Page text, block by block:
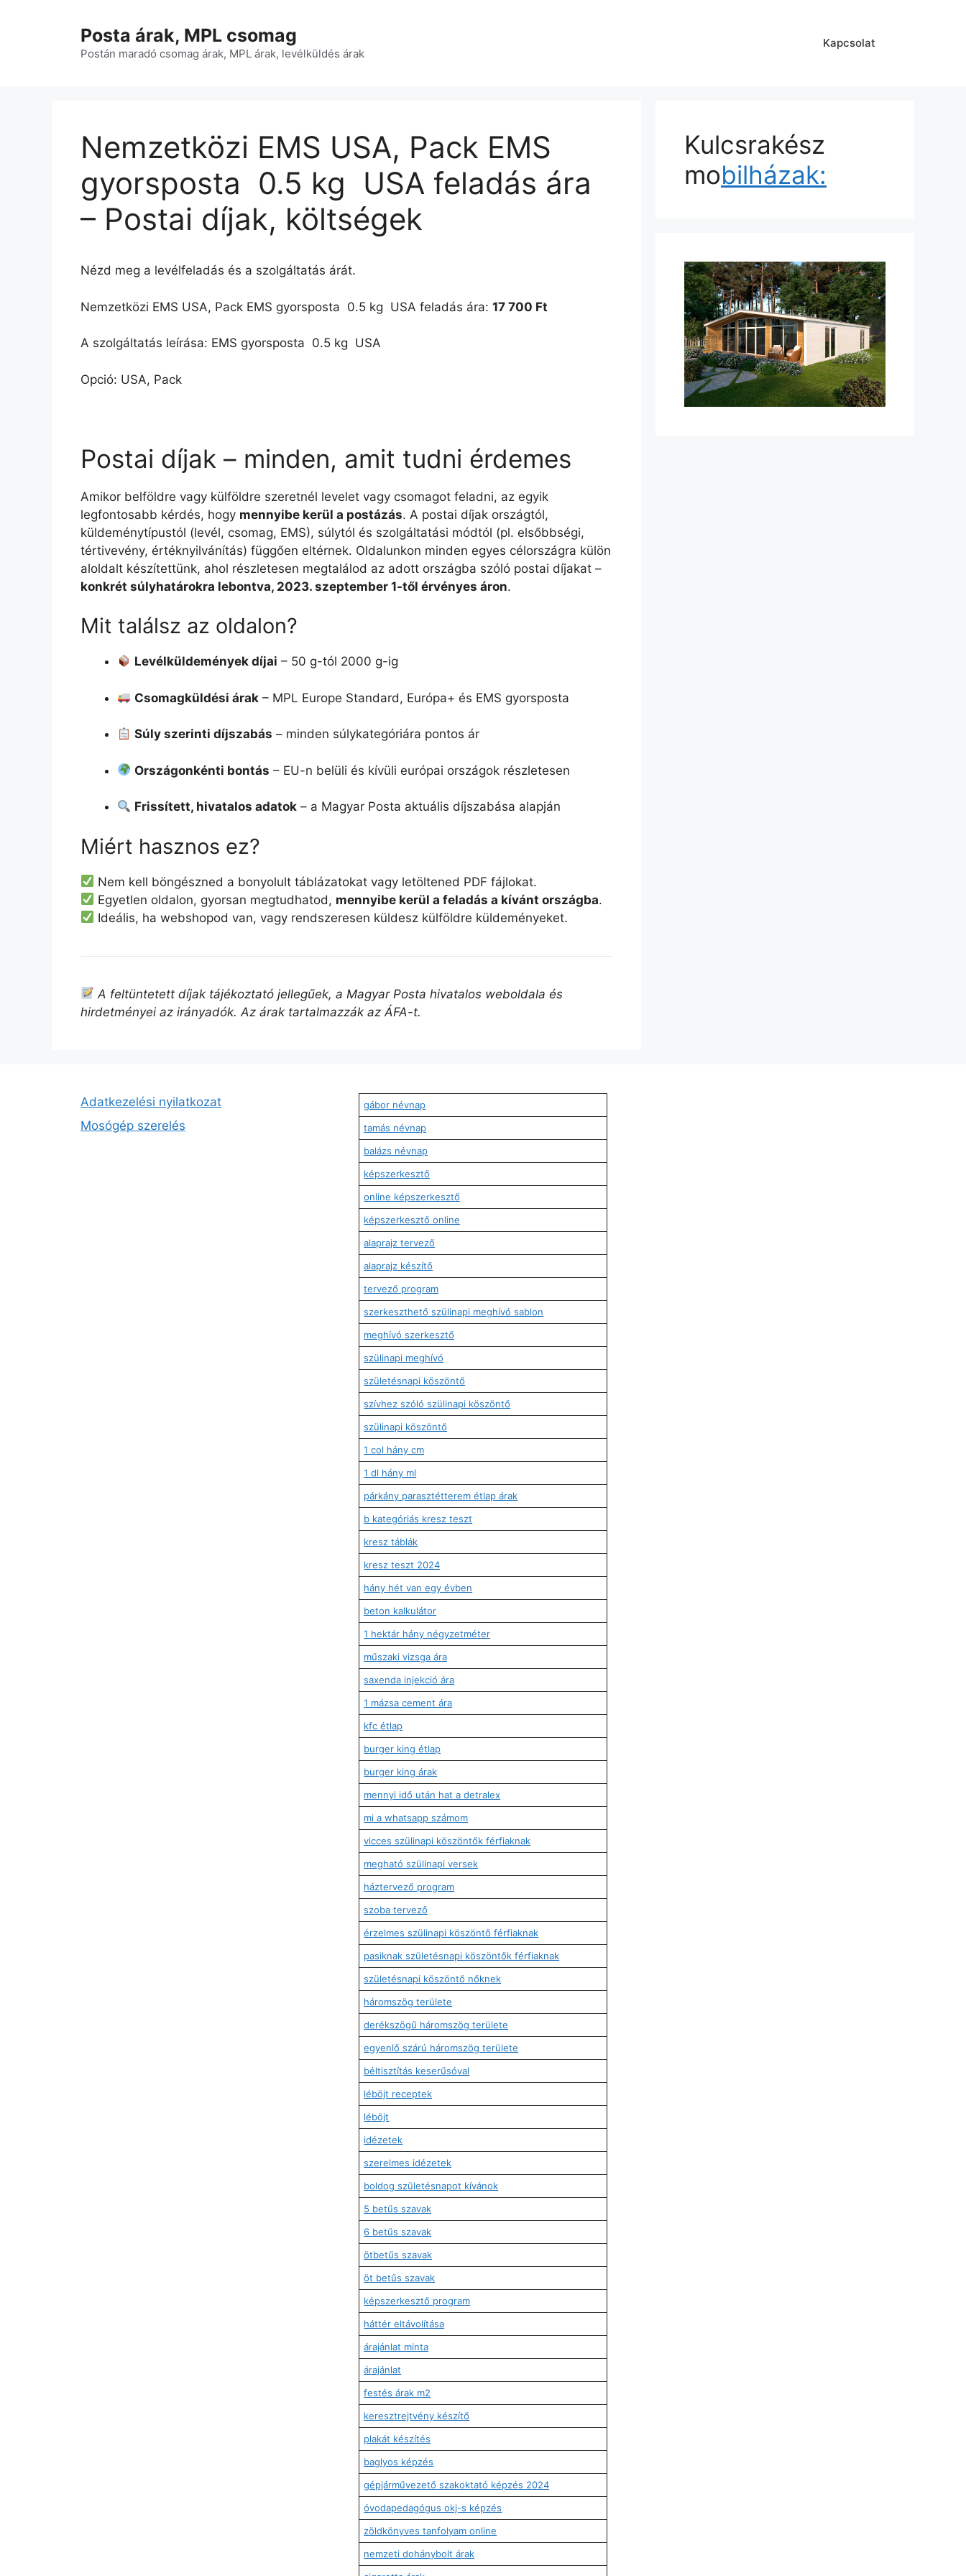
Posta árak, MPL csomag
Postán maradó csomag árak, MPL árak, levélküldés árak
Kapcsolat
Nemzetközi EMS USA, Pack EMS
gyorsposta  0.5 kg  USA feladás ára
– Postai díjak, költségek
Nézd meg a levélfeladás és a szolgáltatás árát.
Nemzetközi EMS USA, Pack EMS gyorsposta  0.5 kg  USA feladás ára: 17 700 Ft
A szolgáltatás leírása: EMS gyorsposta  0.5 kg  USA
Opció: USA, Pack
Postai díjak – minden, amit tudni érdemes
Amikor belföldre vagy külföldre szeretnél levelet vagy csomagot feladni, az egyik
legfontosabb kérdés, hogy mennyibe kerül a postázás. A postai díjak országtól,
küldeménytípustól (levél, csomag, EMS), súlytól és szolgáltatási módtól (pl. elsőbbségi,
tértivevény, értéknyilvánítás) függően eltérnek. Oldalunkon minden egyes célországra külön
aloldalt készítettünk, ahol részletesen megtalálod az adott országba szóló postai díjakat –
konkrét súlyhatárokra lebontva, 2023. szeptember 1-től érvényes áron.
Mit találsz az oldalon?
Levélküldemények díjai – 50 g-tól 2000 g-ig
Csomagküldési árak – MPL Europe Standard, Európa+ és EMS gyorsposta
Súly szerinti díjszabás – minden súlykategóriára pontos ár
Országonkénti bontás – EU-n belüli és kívüli európai országok részletesen
Frissített, hivatalos adatok – a Magyar Posta aktuális díjszabása alapján
Miért hasznos ez?
Nem kell böngészned a bonyolult táblázatokat vagy letöltened PDF fájlokat.
Egyetlen oldalon, gyorsan megtudhatod, mennyibe kerül a feladás a kívánt országba.
Ideális, ha webshopod van, vagy rendszeresen küldesz külföldre küldeményeket.
A feltüntetett díjak tájékoztató jellegűek, a Magyar Posta hivatalos weboldala és
hirdetményei az irányadók. Az árak tartalmazzák az ÁFA-t.
Kulcsrakész
mobilházak:
Adatkezelési nyilatkozat
Mosógép szerelés
gábor névnap
tamás névnap
balázs névnap
képszerkesztő
online képszerkesztő
képszerkesztő online
alaprajz tervező
alaprajz készítő
tervező program
szerkeszthető szülinapi meghívó sablon
meghívó szerkesztő
szülinapi meghívó
születésnapi köszöntő
szívhez szóló szülinapi köszöntő
szülinapi köszöntő
1 col hány cm
1 dl hány ml
párkány parasztétterem étlap árak
b kategóriás kresz teszt
kresz táblák
kresz teszt 2024
hány hét van egy évben
beton kalkulátor
1 hektár hány négyzetméter
műszaki vizsga ára
saxenda injekció ára
1 mázsa cement ára
kfc étlap
burger king étlap
burger king árak
mennyi idő után hat a detralex
mi a whatsapp számom
vicces szülinapi köszöntők férfiaknak
megható szülinapi versek
háztervező program
szoba tervező
érzelmes szülinapi köszöntő férfiaknak
pasiknak születésnapi köszöntők férfiaknak
születésnapi köszöntő nőknek
háromszög területe
derékszögű háromszög területe
egyenlő szárú háromszög területe
béltisztítás keserűsóval
léböjt receptek
léböjt
idézetek
szerelmes idézetek
boldog születésnapot kívánok
5 betűs szavak
6 betűs szavak
ötbetűs szavak
öt betűs szavak
képszerkesztő program
háttér eltávolítása
árajánlat minta
árajánlat
festés árak m2
keresztrejtvény készítő
plakát készítés
baglyos képzés
gépjárművezető szakoktató képzés 2024
óvodapedagógus okj-s képzés
zöldkönyves tanfolyam online
nemzeti dohánybolt árak